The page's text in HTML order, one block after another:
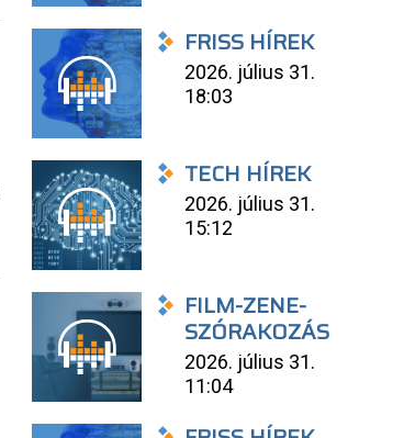
FRISS HÍREK
2026. július 31.
18:03
TECH HÍREK
2026. július 31.
15:12
FILM-ZENE-
SZÓRAKOZÁS
2026. július 31.
11:04